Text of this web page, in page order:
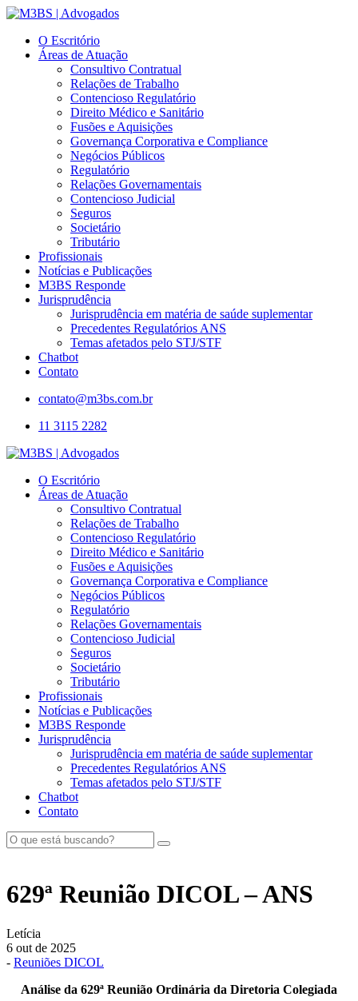
O Escritório
Áreas de Atuação
Consultivo Contratual
Relações de Trabalho
Contencioso Regulatório
Direito Médico e Sanitário
Fusões e Aquisições
Governança Corporativa e Compliance
Negócios Públicos
Regulatório
Relações Governamentais
Contencioso Judicial
Seguros
Societário
Tributário
Profissionais
Notícias e Publicações
M3BS Responde
Jurisprudência
Jurisprudência em matéria de saúde suplementar
Precedentes Regulatórios ANS
Temas afetados pelo STJ/STF
Chatbot
Contato
contato@m3bs.com.br
11 3115 2282
O Escritório
Áreas de Atuação
Consultivo Contratual
Relações de Trabalho
Contencioso Regulatório
Direito Médico e Sanitário
Fusões e Aquisições
Governança Corporativa e Compliance
Negócios Públicos
Regulatório
Relações Governamentais
Contencioso Judicial
Seguros
Societário
Tributário
Profissionais
Notícias e Publicações
M3BS Responde
Jurisprudência
Jurisprudência em matéria de saúde suplementar
Precedentes Regulatórios ANS
Temas afetados pelo STJ/STF
Chatbot
Contato
629ª Reunião DICOL – ANS
Letícia
6 out de 2025
- Reuniões DICOL
Análise da 629ª Reunião Ordinária da Diretoria Colegiada